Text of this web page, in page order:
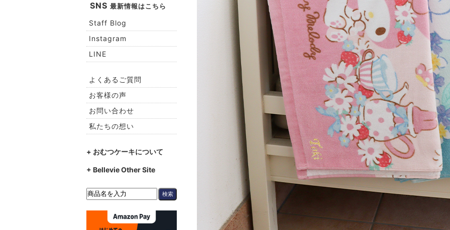
SNS 最新情報はこちら
Staff Blog
Instagram
LINE
よくあるご質問
お客様の声
お問い合わせ
私たちの想い
+ おむつケーキについて
+ Bellevie Other Site